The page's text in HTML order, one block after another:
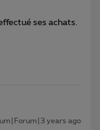
ses achats.
years ago